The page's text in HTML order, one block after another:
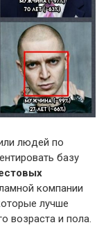
людей по
базу
компании
лучше
возраста и пола.